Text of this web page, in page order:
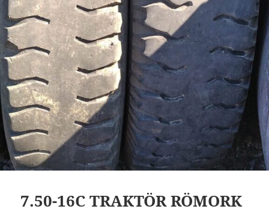
7.50-16C TRAKTÖR RÖMORK